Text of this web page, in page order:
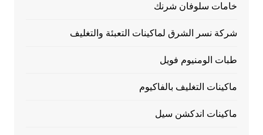
خامات سلوفان شرنك
شركة نسر الشرق لماكينات التعبئة والتغليف
طبات الومنيوم فويل
ماكينات التغليف بالفاكيوم
ماكينات اندكشن سيل